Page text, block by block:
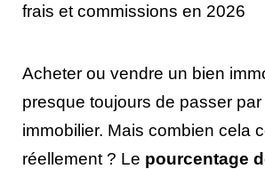
frais et commissions en 2026
Acheter ou vendre un bien
presque toujours de passer
immobilier. Mais combien cela
réellement ? Le pourcentage